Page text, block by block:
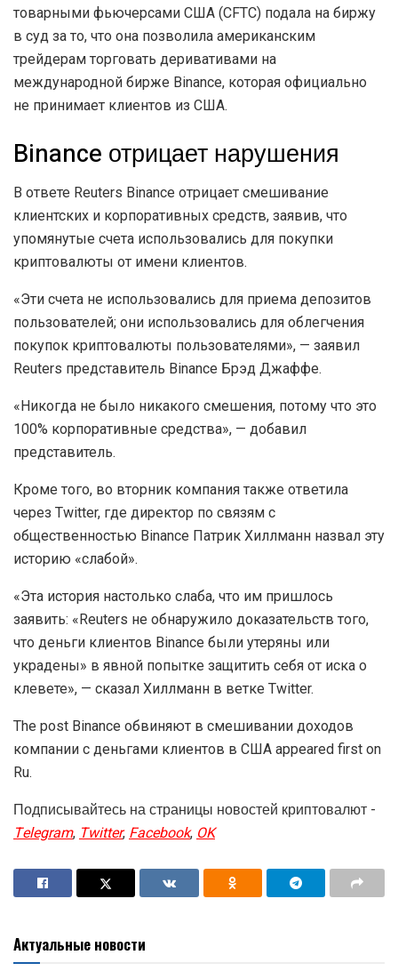
товарными фьючерсами США (CFTC) подала на биржу
в суд за то, что она позволила американским
трейдерам торговать деривативами на
международной бирже Binance, которая официально
не принимает клиентов из США.
Binance отрицает нарушения
В ответе Reuters Binance отрицает смешивание
клиентских и корпоративных средств, заявив, что
упомянутые счета использовались для покупки
криптовалюты от имени клиентов.
«Эти счета не использовались для приема депозитов
пользователей; они использовались для облегчения
покупок криптовалюты пользователями», — заявил
Reuters представитель Binance Брэд Джаффе.
«Никогда не было никакого смешения, потому что это
100% корпоративные средства», — добавил
представитель.
Кроме того, во вторник компания также ответила
через Twitter, где директор по связям с
общественностью Binance Патрик Хиллманн назвал эту
историю «слабой».
«Эта история настолько слаба, что им пришлось
заявить: «Reuters не обнаружило доказательств того,
что деньги клиентов Binance были утеряны или
украдены» в явной попытке защитить себя от иска о
клевете», — сказал Хиллманн в ветке Twitter.
The post Binance обвиняют в смешивании доходов
компании с деньгами клиентов в США appeared first on
Ru.
Подписывайтесь на страницы новостей криптовалют -
Telegram,Twitter,Facebook,OK
Актуальные новости